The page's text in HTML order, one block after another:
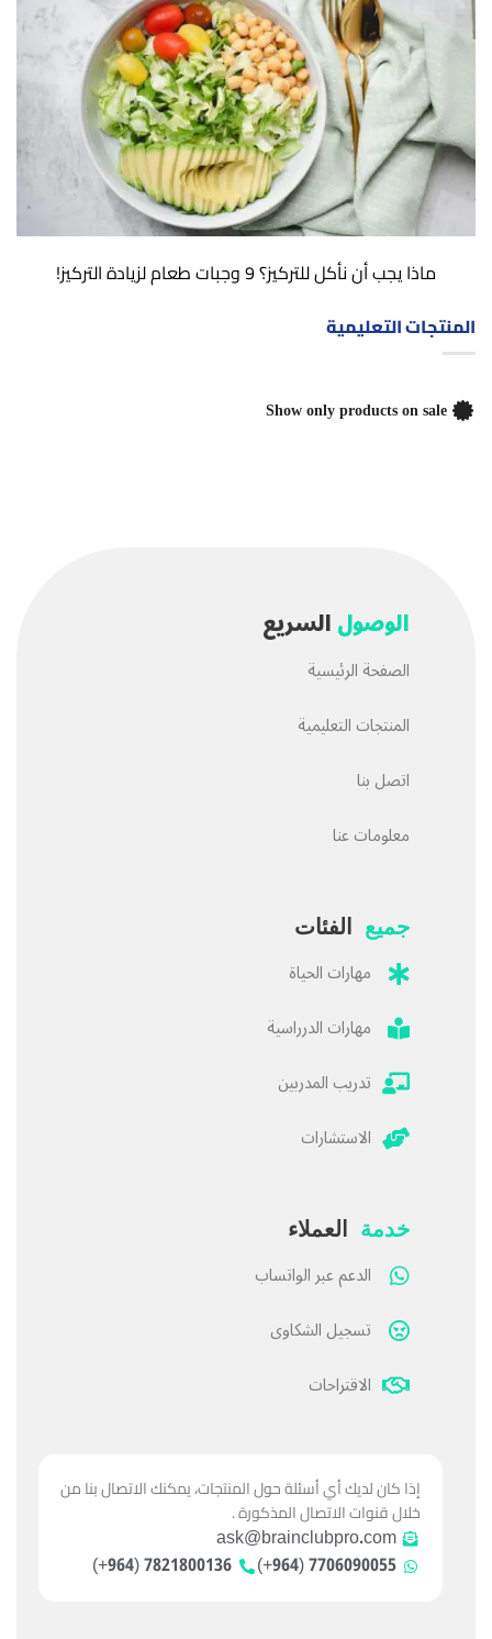
ماذا يجب أن نأكل للتركيز؟ 9 وجبات طعام لزيادة التركيز!
المنتجات التعليمية
Show only products on sale
الوصولالسريع
الصفحة الرئيسية
المنتجات التعليمية
اتصل بنا
معلومات عنا
جميع الفئات
مهارات الحياة
مهارات الدرراسية
تدريب المدربين
الاستشارات
خدمة العملاء
الدعم عبر الواتساب
تسجيل الشكاوى
الاقتراحات
إذا كان لديك أي أسئلة حول المنتجات، يمكنك الاتصال بنا من
خلال قنوات الاتصال المذكورة .
ask@brainclubpro.com
7706090055 (964+)
7821800136 (964+)